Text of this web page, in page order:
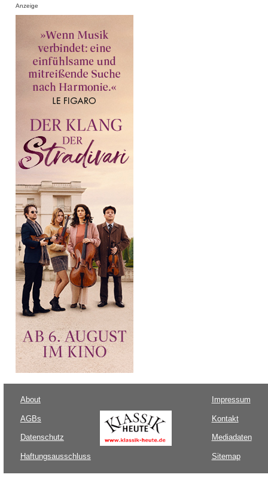
Anzeige
About
AGBs
Datenschutz
Haftungsausschluss
Impressum
Kontakt
Mediadaten
Sitemap